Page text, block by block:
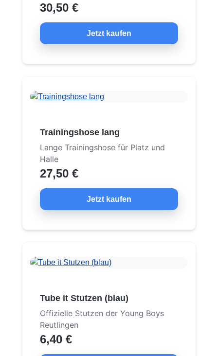
30,50 €
Jetzt kaufen
Trainingshose lang
Lange Trainingshose für Platz und
Halle
27,50 €
Jetzt kaufen
Tube it Stutzen (blau)
Offizielle Stutzen der Young Boys
Reutlingen
6,40 €